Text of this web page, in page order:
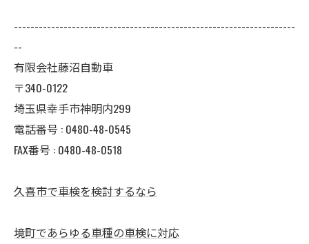
--------------------------------------------------------------------
--
有限会社藤沼自動車
〒340-0122
埼玉県幸手市神明内299
電話番号 : 0480-48-0545
FAX番号 : 0480-48-0518
久喜市で車検を検討するなら
境町であらゆる車種の車検に対応